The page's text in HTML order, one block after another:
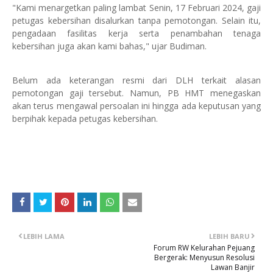
"Kami menargetkan paling lambat Senin, 17 Februari 2024, gaji
petugas kebersihan disalurkan tanpa pemotongan. Selain itu,
pengadaan fasilitas kerja serta penambahan tenaga
kebersihan juga akan kami bahas," ujar Budiman.
Belum ada keterangan resmi dari DLH terkait alasan
pemotongan gaji tersebut. Namun, PB HMT menegaskan
akan terus mengawal persoalan ini hingga ada keputusan yang
berpihak kepada petugas kebersihan.
LEBIH BARU
Forum RW Kelurahan Pejuang
Bergerak: Menyusun Resolusi
Lawan Banjir
LEBIH LAMA